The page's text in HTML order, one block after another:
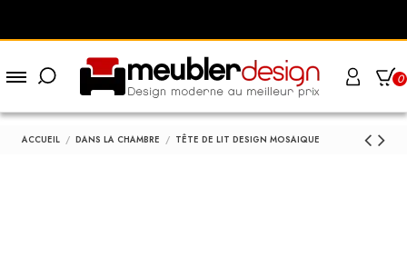
0
ACCUEIL DANS LA CHAMBRE TÊTE DE LIT DESIGN MOSAIQUE